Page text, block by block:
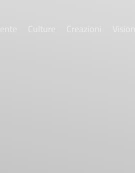
Culture Creazioni Visioni